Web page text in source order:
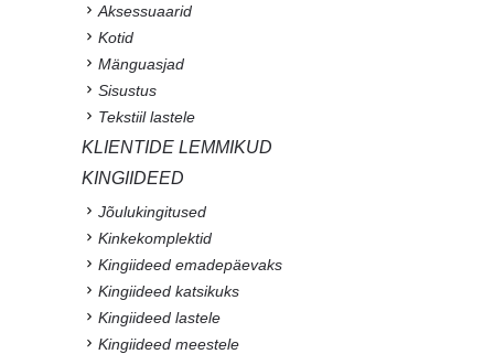
Aksessuaarid
Kotid
Mänguasjad
Sisustus
Tekstiil lastele
KLIENTIDE LEMMIKUD
KINGIIDEED
Jõulukingitused
Kinkekomplektid
Kingiideed emadepäevaks
Kingiideed katsikuks
Kingiideed lastele
Kingiideed meestele